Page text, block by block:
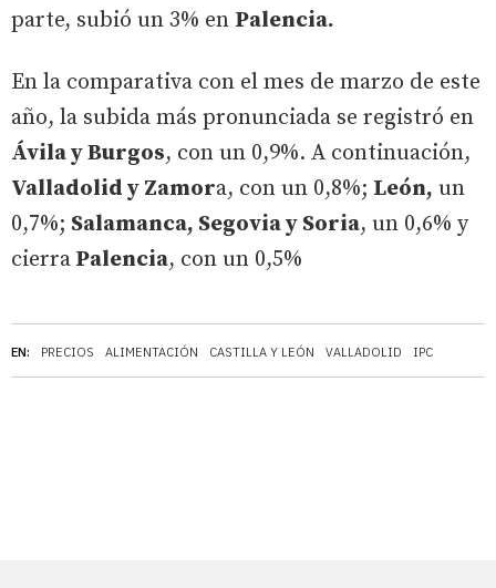
EN: PRECIOS ALIMENTACIÓN CASTILLA Y LEÓN VALLADOLID IPC
parte, subió un 3% en Palencia.
En la comparativa con el mes de marzo de este
año, la subida más pronunciada se registró en
Ávila y Burgos, con un 0,9%. A continuación,
Valladolid y Zamora, con un 0,8%; León, un
0,7%; Salamanca, Segovia y Soria, un 0,6% y
cierra Palencia, con un 0,5%